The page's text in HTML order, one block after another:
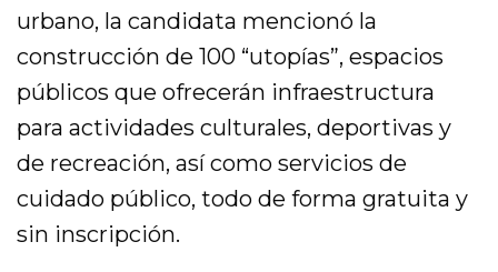
urbano, la candidata mencionó la
construcción de 100 “utopías”, espacios
públicos que ofrecerán infraestructura
para actividades culturales, deportivas y
de recreación, así como servicios de
cuidado público, todo de forma gratuita y
sin inscripción.